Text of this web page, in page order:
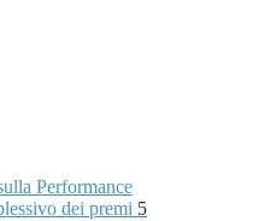
Performance
dei premi 5